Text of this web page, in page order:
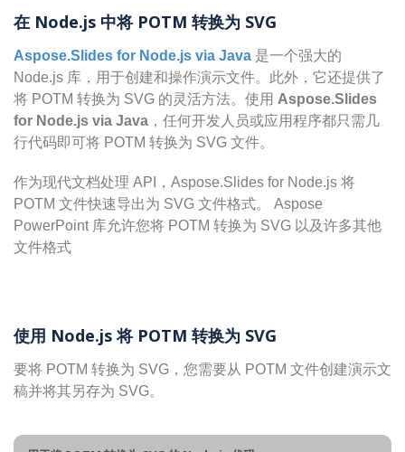
在 Node.js 中将 POTM 转换为 SVG
Aspose.Slides for Node.js via Java 是一个强大的
Node.js 库，用于创建和操作演示文件。此外，它还提供了
将 POTM 转换为 SVG 的灵活方法。使用 Aspose.Slides
for Node.js via Java ，任何开发人员或应用程序都只需几
行代码即可将 POTM 转换为 SVG 文件。
作为现代文档处理 API，Aspose.Slides for Node.js 将
POTM 文件快速导出为 SVG 文件格式。 Aspose
PowerPoint 库允许您将 POTM 转换为 SVG 以及许多其他
文件格式
使用 Node.js 将 POTM 转换为 SVG
要将 POTM 转换为 SVG，您需要从 POTM 文件创建演示文
稿并将其另存为 SVG。